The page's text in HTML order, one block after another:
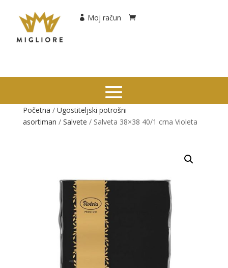
Moj račun
Početna / Ugostiteljski potrošni
asortiman / Salvete / Salveta 38×38 40/1 crna Violeta